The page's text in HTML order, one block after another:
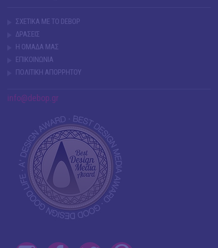
ΣΧΕΤΙΚΑ ΜΕ ΤΟ DEBOP
ΔΡΑΣΕΙΣ
Η ΟΜΑΔΑ ΜΑΣ
ΕΠΙΚΟΙΝΩΝΙΑ
ΠΟΛΙΤΙΚΗ ΑΠΟΡΡΗΤΟΥ
info@debop.gr